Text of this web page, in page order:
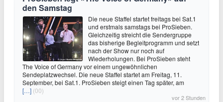
den Samstag
Die neue Staffel startet freitags bei Sat.1
und erstmals samstags bei ProSieben.
Gleichzeitig streicht die Sendergruppe
das bisherige Begleitprogramm und setzt
nach der Show nur noch auf
Wiederholungen. Bei ProSieben steht
The Voice of Germany vor einem ungewöhnlichen
Sendeplatzwechsel. Die neue Staffel startet am Freitag, 11.
September, bei Sat.1. ProSieben steigt einen Tag später, am
[…] (00)
vor 2 Stunden